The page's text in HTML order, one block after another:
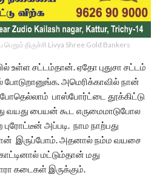
திருச்சி Livya Shree Gold Bankers
உள்ள சட்டம்தான். ஏதோ புதுசா சட்டம்
போடுறானுங்க. அமெரிக்காவில் நான்
பாஸ்போர்ட்டை தூக்கிட்டு
பையன் கூட எருமைமாடுபோல
அப்படி. நாம நாற்பது
இருப்போம். அதனால் நம்ம வயசை
மட்டும்தான் மது
கடைகள் இருக்கும்.